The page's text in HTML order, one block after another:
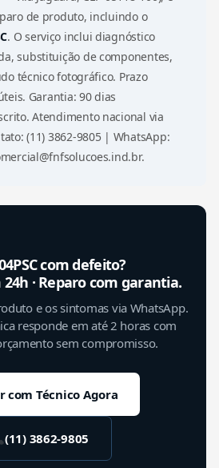
de produto, incluindo o
. O serviço inclui diagnóstico
substituição de componentes,
técnico fotográfico. Prazo
Garantia: 90 dias
Atendimento nacional via
(11) 3862-9805 | WhatsApp:
com defeito?
· Reparo com garantia.
e os sintomas via WhatsApp.
responde em até 2 horas com
sem compromisso.
com Técnico Agora
(11) 3862-9805